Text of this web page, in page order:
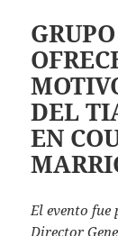
DEL
EN
El evento
Director